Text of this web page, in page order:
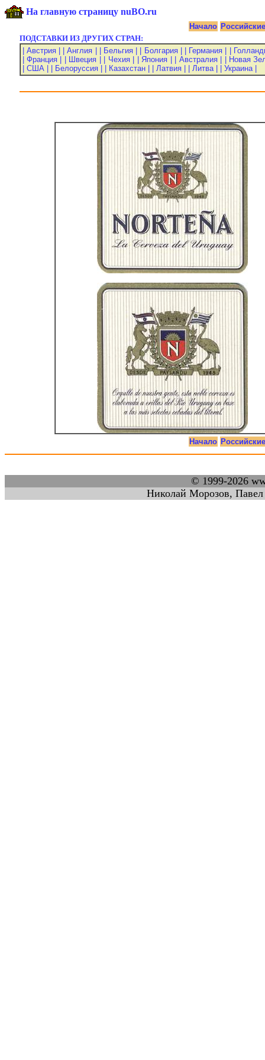
На главную страницу nuBO.ru
Начало Российские
ПОДСТАВКИ ИЗ ДРУГИХ СТРАН:
| Австрия |
| Англия | | Бельгия | | Болгария | | Германия |
|
| Франция |
| Швеция | | Чехия | | Япония | | Австралия |
| Новая
| США |
| Белоруссия | | Казахстан | | Латвия | | Литва | | Украина |
Начало Российские
© 1999-2026
Николай Морозов,